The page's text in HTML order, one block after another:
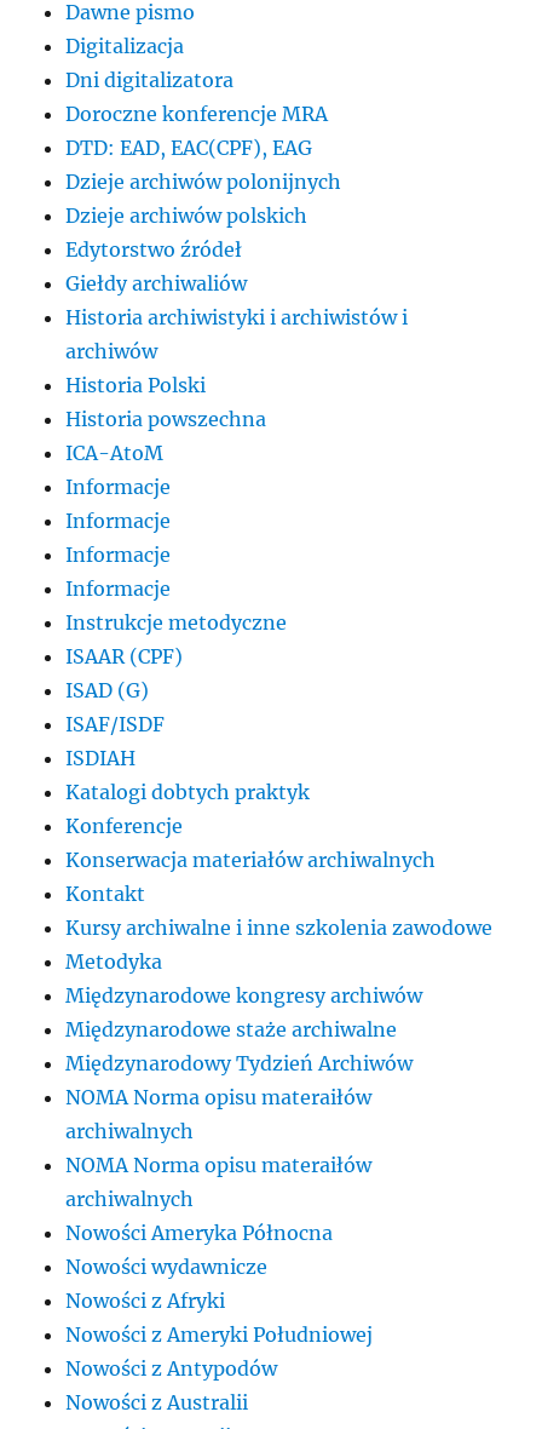
Dawne pismo
Digitalizacja
Dni digitalizatora
Doroczne konferencje MRA
DTD: EAD, EAC(CPF), EAG
Dzieje archiwów polonijnych
Dzieje archiwów polskich
Edytorstwo źródeł
Giełdy archiwaliów
Historia archiwistyki i archiwistów i
archiwów
Historia Polski
Historia powszechna
ICA-AtoM
Informacje
Informacje
Informacje
Informacje
Instrukcje metodyczne
ISAAR (CPF)
ISAD (G)
ISAF/ISDF
ISDIAH
Katalogi dobtych praktyk
Konferencje
Konserwacja materiałów archiwalnych
Kontakt
Kursy archiwalne i inne szkolenia zawodowe
Metodyka
Międzynarodowe kongresy archiwów
Międzynarodowe staże archiwalne
Międzynarodowy Tydzień Archiwów
NOMA Norma opisu materaiłów
archiwalnych
NOMA Norma opisu materaiłów
archiwalnych
Nowości Ameryka Północna
Nowości wydawnicze
Nowości z Afryki
Nowości z Ameryki Południowej
Nowości z Antypodów
Nowości z Australii